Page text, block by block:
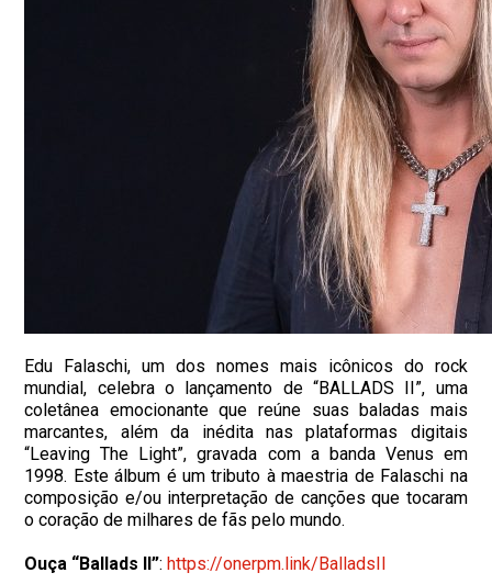
Edu Falaschi, um dos nomes mais icônicos do rock
mundial, celebra o lançamento de “BALLADS II”, uma
coletânea emocionante que reúne suas baladas mais
marcantes, além da inédita nas plataformas digitais
“Leaving The Light”, gravada com a banda Venus em
1998. Este álbum é um tributo à maestria de Falaschi na
composição e/ou interpretação de canções que tocaram
o coração de milhares de fãs pelo mundo.
Ouça “Ballads II”:https://onerpm.link/BalladsII